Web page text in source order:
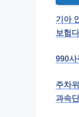
기아
보험
990사
주차
과속